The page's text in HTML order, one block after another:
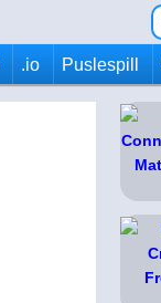
.io Puslespill